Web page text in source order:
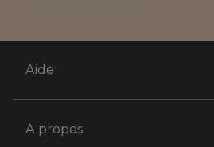
Aide
A propos